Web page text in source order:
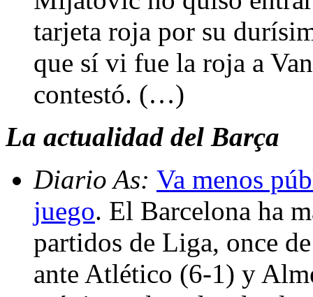
tarjeta roja por su
que sí vi fue la roja a
contestó. (…)
La actualidad del Barça
Diario As: Va menos
juego. El Barcelona ha
partidos de Liga, once
ante Atlético (6-1) y